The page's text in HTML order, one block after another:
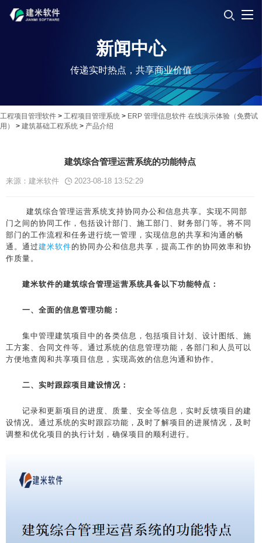
新闻中心
传递实时热点，共享商业价值
工程项目管理软件 > 工程项目管理系统 > ERP 管理信息软件 在线演示体验（免费试
用）
> 建筑基础工程系统 > 产品介绍
建筑综合管理运营系统的功能特点
来源：建米软件 2023-08-18 13:52:29
建筑综合管理运营系统支持协同办公和信息共享。实现不同部
门之间的协同工作，包括设计部门、施工部门、财务部门等。将不同
部门的工作流程和任务进行统一管理，实现信息的共享和沟通的畅
通。通过建米软件的协同办公和信息共享，提高工作的协同效率和协
作质量。
建米软件的建筑综合管理运营系统具备以下功能特点：
一、全面的信息管理功能：
集中管理建筑项目中的各类信息，包括项目计划、设计图纸、施
工方案、合同文件等。通过系统的信息管理功能，各部门和人员可以
方便地查阅和共享项目信息，实现高效的信息沟通和协作。
二、实时跟踪项目建设情况：
记录和更新项目的进度、质量、安全等信息，实时反馈项目的建
设情况。通过系统的实时跟踪功能，及时了解项目的进展情况，及时
调整和优化项目的执行计划，确保项目的顺利进行。